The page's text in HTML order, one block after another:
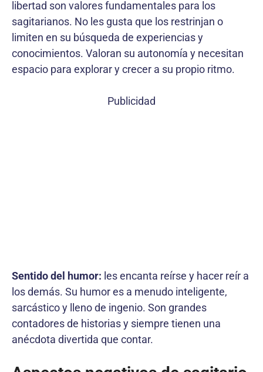
libertad son valores fundamentales para los
sagitarianos. No les gusta que los restrinjan o
limiten en su búsqueda de experiencias y
conocimientos. Valoran su autonomía y necesitan
espacio para explorar y crecer a su propio ritmo.
Publicidad
Sentido del humor: les encanta reírse y hacer reír a
los demás. Su humor es a menudo inteligente,
sarcástico y lleno de ingenio. Son grandes
contadores de historias y siempre tienen una
anécdota divertida que contar.